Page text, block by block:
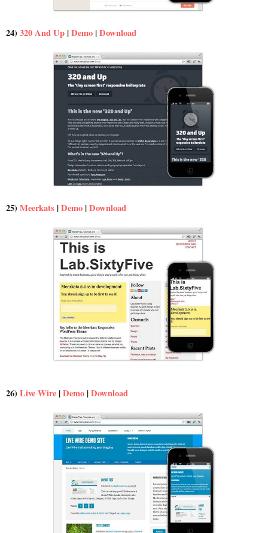
24)320 And Up |Demo |Download
25)Meerkats |Demo |Download
26)Live Wire |Demo |Download